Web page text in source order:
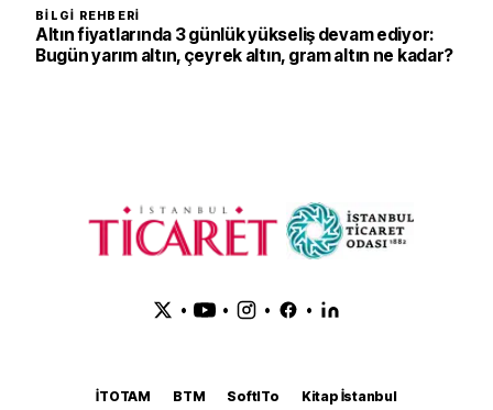
BILGI REHBERI
Altın fiyatlarında 3 günlük yükseliş devam ediyor:
Bugün yarım altın, çeyrek altın, gram altın ne kadar?
• • • •
İTOTAM BTM SoftITo
Kitap İstanbul